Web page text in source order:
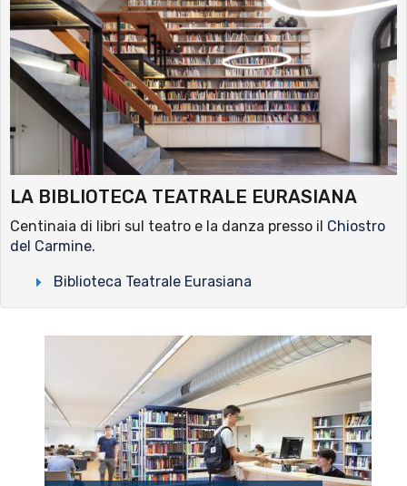
LA BIBLIOTECA TEATRALE EURASIANA
Centinaia di libri sul teatro e la danza presso il Chiostro
del Carmine.
Biblioteca Teatrale Eurasiana